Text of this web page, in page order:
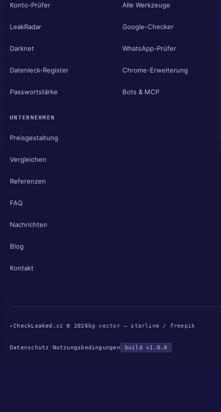
Konto-Prüfer
LeakRadar
Darknet
Datenleck-Register
Passwortstärke
Alle Werkzeuge
Google-Checker
WhatsApp-Prüfer
Chrome-Erweiterung
Bots & MCP
UNTERNEHMEN
Preisgestaltung
Vergleichen
Referenzen
FAQ
Nachrichten
Blog
Kontakt
▸CheckLeaked.cc © 2026 bg vector — starline / freepik
Datenschutz · Nutzungsbedingungen build v1.0.0